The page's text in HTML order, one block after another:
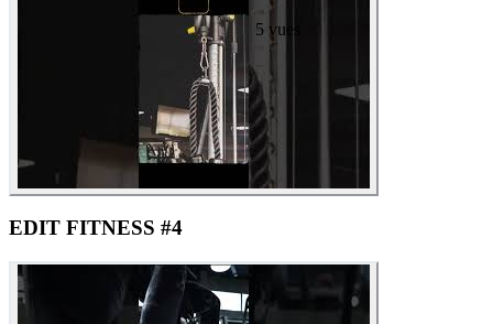
EDIT FITNESS #4
5 vues